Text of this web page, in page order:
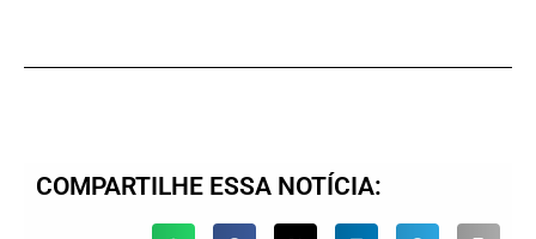
COMPARTILHE ESSA NOTÍCIA: